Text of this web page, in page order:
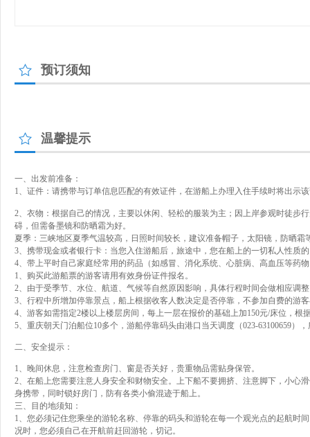
预订须知
温馨提示
一、出发前准备：
1、证件：请携带与订单信息匹配的有效证件，在游船上办理入住手续时将出示
2、衣物：根据自己的情况，主要以休闲、轻松的服装为主；因上岸参观时徒步
碍，但需备墨镜和防晒霜为好。
夏季：三峡地区夏季气温较高，日照时间较长，建议准备帽子，太阳镜，防晒霜
3、携带现金或者银行卡：当您入住游船后，旅途中，您在船上的一切私人性质
4、带上平时自己家庭经常用的药品（如感冒、消化系统、心脏病、高血压等药
1、购买此游船票的游客请用有效身份证件报名。
2、由于受季节、水位、航道、气候等自然原因影响，具体行程时间会做相应调
3、行程中所增加停靠景点，船上根据收客人数决定是否停靠，不参加自费的游
4、游客如需指定2楼以上楼层房间，每上一层在报价的基础上加150元/床位，
5、重庆朝天门泊船位10多个，游船停靠码头由港口当天调度（023-63100659
二、安全提示：
1、晚间休息，注意检查房门、窗是否关好，贵重物品需贴身保管。
2、在船上您需要注意人身安全和财物安全。上下船不要拥挤、注意脚下，小心
身携带，同时锁好房门，防有各类小偷混迹于船上。
三、目的地须知：
1、您必须记住您乘坐的游轮名称、停靠的码头和游轮在每一个观光点的起航时
况时，您必须自己在开航前赶回游轮，切记。